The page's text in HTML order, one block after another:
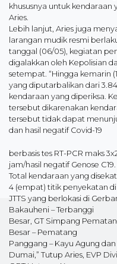
khususnya untuk kendaraan
Aries.
Lebih lanjut, Aries juga
larangan mudik resmi
tanggal (06/05), kegiatan
digalakkan oleh Kepolisian
setempat. “Hingga kemarin
yang diputarbalikan dari
kendaraan yang diperiksa.
tersebut dikarenakan
tersebut tidak dapat
dan hasil negatif Covid-19
berbasis tes RT-PCR maks
jam/hasil negatif Genose C19.
Total kendaraan yang
4 (empat) titik penyekatan di
JTTS yang berlokasi di
Bakauheni – Terbanggi
Besar, GT Simpang
Besar – Pematang
Panggang – Kayu Agung
Dumai,” Tutup Aries, EVP